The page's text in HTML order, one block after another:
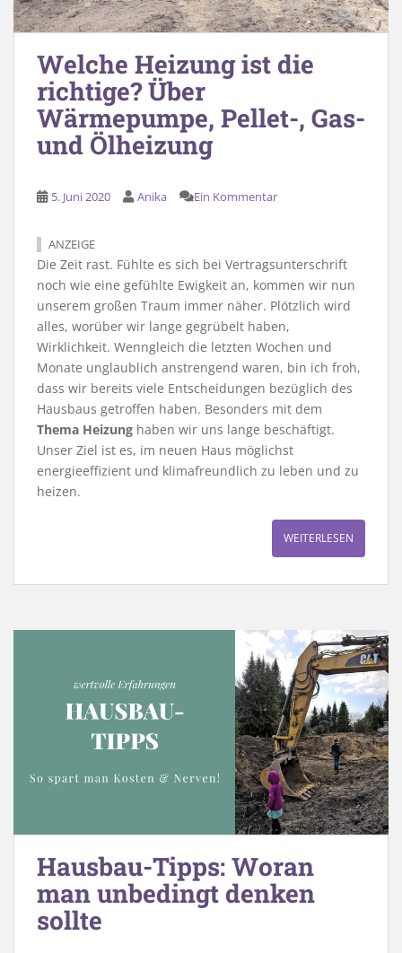
Welche Heizung ist die
richtige? Über
Wärmepumpe, Pellet-, Gas-
und Ölheizung
5. Juni 2020 Anika Ein Kommentar
ANZEIGE
Die Zeit rast. Fühlte es sich bei Vertragsunterschrift
noch wie eine gefühlte Ewigkeit an, kommen wir nun
unserem großen Traum immer näher. Plötzlich wird
alles, worüber wir lange gegrübelt haben,
Wirklichkeit. Wenngleich die letzten Wochen und
Monate unglaublich anstrengend waren, bin ich froh,
dass wir bereits viele Entscheidungen bezüglich des
Hausbaus getroffen haben. Besonders mit dem
Thema Heizung haben wir uns lange beschäftigt.
Unser Ziel ist es, im neuen Haus möglichst
energieeffizient und klimafreundlich zu leben und zu
heizen.
WEITERLESEN
Hausbau-Tipps: Woran
man unbedingt denken
sollte